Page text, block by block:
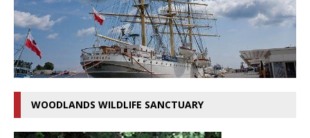
WOODLANDS WILDLIFE SANCTUARY